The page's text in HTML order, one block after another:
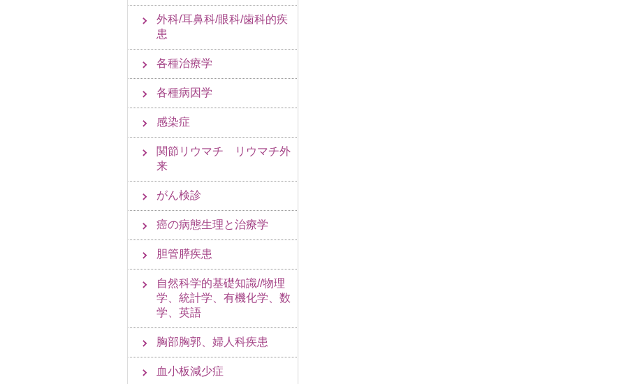
外科/耳鼻科/眼科/歯科的疾
患
各種治療学
各種病因学
感染症
関節リウマチ リウマチ外
来
がん検診
癌の病態生理と治療学
胆管膵疾患
自然科学的基礎知識//物理
学、統計学、有機化学、数
学、英語
胸部胸郭、婦人科疾患
血小板減少症